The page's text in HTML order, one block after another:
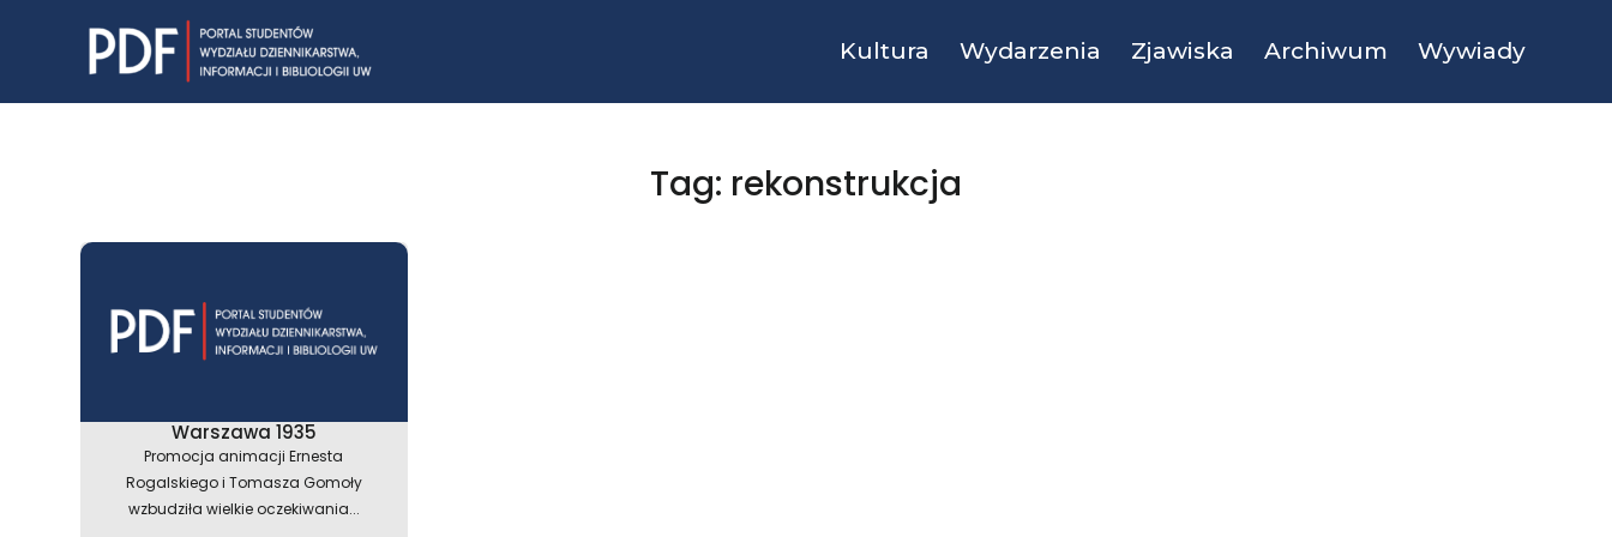
Kultura Wydarzenia Zjawiska Archiwum Wywiady
Tag: rekonstrukcja
Warszawa 1935
Promocja animacji Ernesta
Rogalskiego i Tomasza Gomoły
wzbudziła wielkie oczekiwania...